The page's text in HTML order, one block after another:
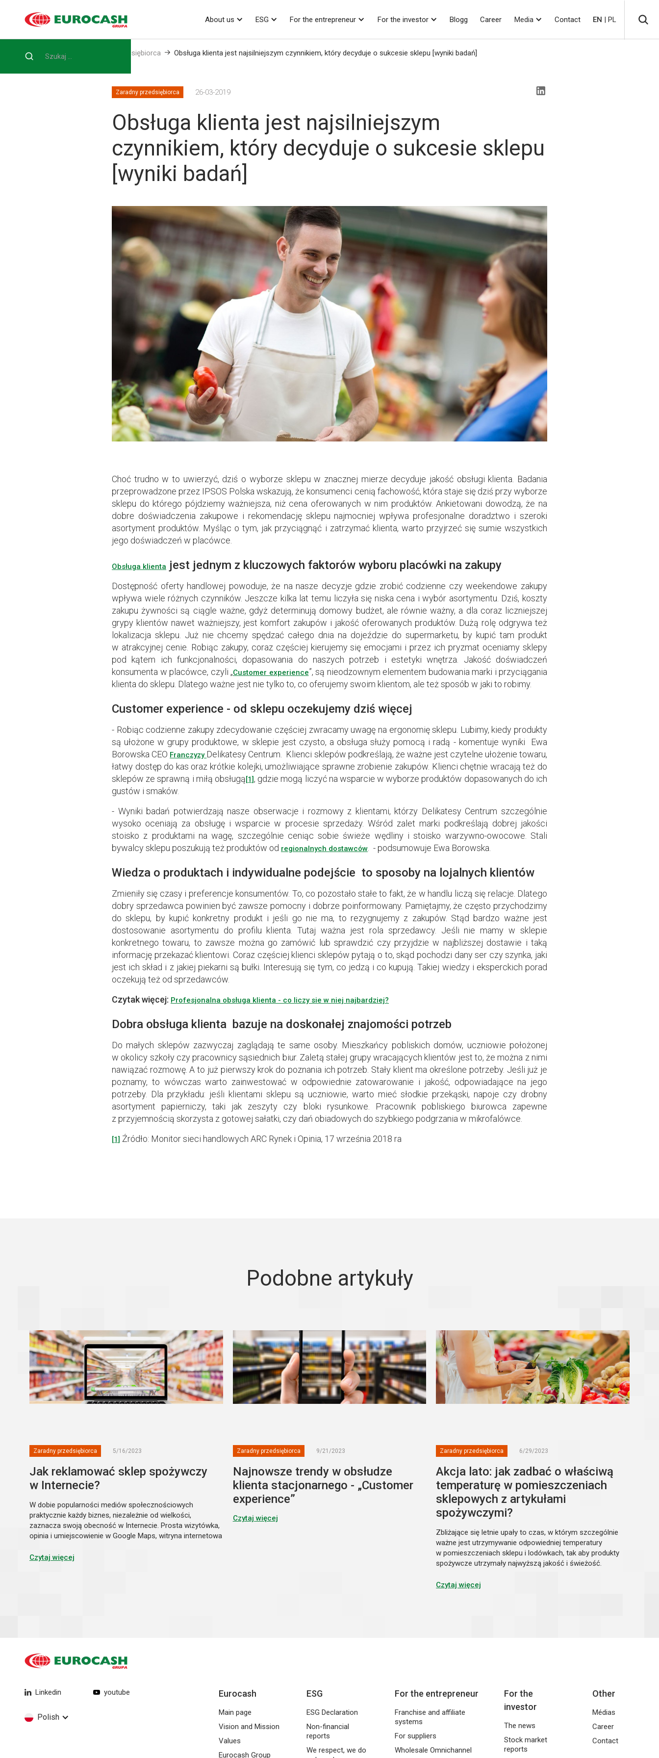
About us ESG For the entrepreneur For the investor Blogg Career Media Contact EN | PL
Home Blog Zaradny przedsiębiorca Obsługa klienta jest najsilniejszym czynnikiem, który decyduje o sukcesie sklepu [wyniki badań]
Zaradny przedsiębiorca 26-03-2019
Obsługa klienta jest najsilniejszym
czynnikiem, który decyduje o sukcesie sklepu
[wyniki badań]
Choć trudno w to uwierzyć, dziś o wyborze sklepu w znacznej mierze decyduje jakość obsługi klienta. Badania
przeprowadzone przez IPSOS Polska wskazują, że konsumenci cenią fachowość, która staje się dziś przy wyborze
sklepu do którego pójdziemy ważniejsza, niż cena oferowanych w nim produktów. Ankietowani dowodzą, że na
dobre doświadczenia zakupowe i rekomendację sklepu najmocniej wpływa profesjonalne doradztwo i szeroki
asortyment produktów. Myśląc o tym, jak przyciągnąć i zatrzymać klienta, warto przyjrzeć się sumie wszystkich
jego doświadczeń w placówce.
Obsługa klienta jest jednym z kluczowych faktorów wyboru placówki na zakupy
Dostępność oferty handlowej powoduje, że na nasze decyzje gdzie zrobić codzienne czy weekendowe zakupy
wpływa wiele różnych czynników. Jeszcze kilka lat temu liczyła się niska cena i wybór asortymentu. Dziś, koszty
zakupu żywności są ciągle ważne, gdyż determinują domowy budżet, ale równie ważny, a dla coraz liczniejszej
grypy klientów nawet ważniejszy, jest komfort zakupów i jakość oferowanych produktów. Dużą rolę odgrywa też
lokalizacja sklepu. Już nie chcemy spędzać całego dnia na dojeździe do supermarketu, by kupić tam produkt
w atrakcyjnej cenie. Robiąc zakupy, coraz częściej kierujemy się emocjami i przez ich pryzmat oceniamy sklepy
pod kątem ich funkcjonalności, dopasowania do naszych potrzeb i estetyki wnętrza. Jakość doświadczeń
konsumenta w placówce, czyli „Customer experience”, są nieodzownym elementem budowania marki i przyciągania
klienta do sklepu. Dlatego ważne jest nie tylko to, co oferujemy swoim klientom, ale też sposób w jaki to robimy.
Customer experience - od sklepu oczekujemy dziś więcej
- Robiąc codzienne zakupy zdecydowanie częściej zwracamy uwagę na ergonomię sklepu. Lubimy, kiedy produkty
są ułożone w grupy produktowe, w sklepie jest czysto, a obsługa służy pomocą i radą - komentuje wyniki Ewa
Borowska CEO Franczyzy Delikatesy Centrum. Klienci sklepów podkreślają, że ważne jest czytelne ułożenie towaru,
łatwy dostęp do kas oraz krótkie kolejki, umożliwiające sprawne zrobienie zakupów. Klienci chętnie wracają też do
sklepów ze sprawną i miłą obsługą[1] , gdzie mogą liczyć na wsparcie w wyborze produktów dopasowanych do ich
gustów i smaków.
- Wyniki badań potwierdzają nasze obserwacje i rozmowy z klientami, którzy Delikatesy Centrum szczególnie
wysoko oceniają za obsługę i wsparcie w procesie sprzedaży. Wśród zalet marki podkreślają dobrej jakości
stoisko z produktami na wagę, szczególnie ceniąc sobie świeże wędliny i stoisko warzywno-owocowe. Stali
bywalcy sklepu poszukują też produktów od regionalnych dostawców . - podsumowuje Ewa Borowska.
Wiedza o produktach i indywidualne podejście to sposoby na lojalnych klientów
Zmieniły się czasy i preferencje konsumentów. To, co pozostało stałe to fakt, że w handlu liczą się relacje. Dlatego
dobry sprzedawca powinien być zawsze pomocny i dobrze poinformowany. Pamiętajmy, że często przychodzimy
do sklepu, by kupić konkretny produkt i jeśli go nie ma, to rezygnujemy z zakupów. Stąd bardzo ważne jest
dostosowanie asortymentu do profilu klienta. Tutaj ważna jest rola sprzedawcy. Jeśli nie mamy w sklepie
konkretnego towaru, to zawsze można go zamówić lub sprawdzić czy przyjdzie w najbliższej dostawie i taką
informację przekazać klientowi. Coraz częściej klienci sklepów pytają o to, skąd pochodzi dany ser czy szynka, jaki
jest ich skład i z jakiej piekarni są bułki. Interesują się tym, co jedzą i co kupują. Takiej wiedzy i eksperckich porad
oczekują też od sprzedawców.
Czytak więcej: Profesjonalna obsługa klienta - co liczy sie w niej najbardziej?
Dobra obsługa klienta bazuje na doskonałej znajomości potrzeb
Do małych sklepów zazwyczaj zaglądają te same osoby. Mieszkańcy pobliskich domów, uczniowie położonej
w okolicy szkoły czy pracownicy sąsiednich biur. Zaletą stałej grupy wracających klientów jest to, że można z nimi
nawiązać rozmowę. A to już pierwszy krok do poznania ich potrzeb. Stały klient ma określone potrzeby. Jeśli już je
poznamy, to wówczas warto zainwestować w odpowiednie zatowarowanie i jakość, odpowiadające na jego
potrzeby. Dla przykładu: jeśli klientami sklepu są uczniowie, warto mieć słodkie przekąski, napoje czy drobny
asortyment papierniczy, taki jak zeszyty czy bloki rysunkowe. Pracownik pobliskiego biurowca zapewne
z przyjemnością skorzysta z gotowej sałatki, czy dań obiadowych do szybkiego podgrzania w mikrofalówce.
[1] Źródło: Monitor sieci handlowych ARC Rynek i Opinia, 17 września 2018 ra
Podobne artykuły
Zaradny przedsiębiorca 5/16/2023
Jak reklamować sklep spożywczy
w Internecie?
W dobie popularności mediów społecznościowych
praktycznie każdy biznes, niezależnie od wielkości,
zaznacza swoją obecność w Internecie. Prosta wizytówka,
opinia i umiejscowienie w Google Maps, witryna internetowa
minimum...
Czytaj więcej
Zaradny przedsiębiorca 9/21/2023
Najnowsze trendy w obsłudze
klienta stacjonarnego - „Customer
experience”
Czytaj więcej
Zaradny przedsiębiorca 6/29/2023
Akcja lato: jak zadbać o właściwą
temperaturę w pomieszczeniach
sklepowych z artykułami
spożywczymi?
Zbliżające się letnie upały to czas, w którym szczególnie
ważne jest utrzymywanie odpowiedniej temperatury
w pomieszczeniach sklepu i lodówkach, tak aby produkty
spożywcze utrzymały najwyższą jakość i świeżość.
urządzeń automatycznie regulujących te...
Czytaj więcej
Linkedin youtube
Polish
Eurocash
Main page
Vision and Mission
Values
Eurocash Group
ESG
ESG Declaration
Non-financial
reports
We respect, we do
For the entrepreneur
Franchise and affiliate
systems
For suppliers
Wholesale Omnichannel
For the
investor
The news
Stock market
reports
Other
Médias
Career
Contact